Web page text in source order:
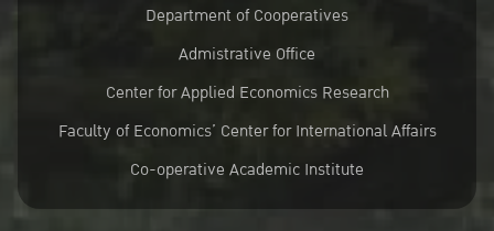
Department of Cooperatives
Admistrative Office
Center for Applied Economics Research
Faculty of Economics’ Center for International Affairs
Co-operative Academic Institute